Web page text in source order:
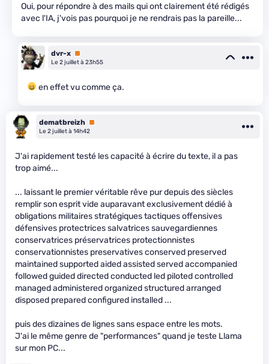
Oui, pour répondre à des mails qui ont clairement été rédigés
avec l'IA, j'vois pas pourquoi je ne rendrais pas la pareille...
dvr-x Premium
Le 2 juillet à 23h55
en effet vu comme ça.
dematbreizh Premium
Le 2 juillet à 14h42
J'ai rapidement testé les capacité à écrire du texte, il a pas
trop aimé...
... laissant le premier véritable rêve pur depuis des siècles
remplir son esprit vide auparavant exclusivement dédié à
obligations militaires stratégiques tactiques offensives
défensives protectrices salvatrices sauvegardiennes
conservatrices préservatrices protectionnistes
conservationnistes preservatives conserved preserved
maintained supported aided assisted served accompanied
followed guided directed conducted led piloted controlled
managed administered organized structured arranged
disposed prepared configured installed ...
puis des dizaines de lignes sans espace entre les mots.
J'ai le même genre de "performances" quand je teste Llama
sur mon PC...